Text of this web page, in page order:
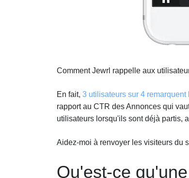
Comment Jewrl rappelle aux
En fait, 3 utilisateurs sur 4
rapport au CTR des Annonces qui
utilisateurs lorsqu'ils sont déjà partis,
Aidez-moi à renvoyer les visiteurs du
Qu'est-ce